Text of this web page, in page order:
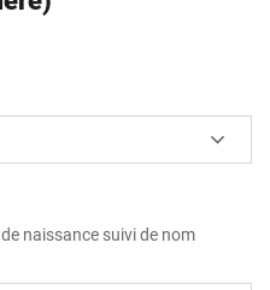
naissance suivi de nom